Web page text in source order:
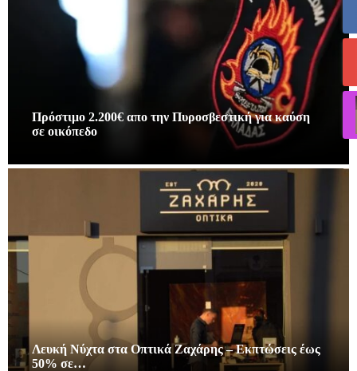
Πρόστιμο 2.200€ απο την Πυροσβεστική για καύση
σε οικόπεδο
Λευκή Νύχτα στα Οπτικά Ζαχάρης – Εκπτώσεις έως
50% σε…